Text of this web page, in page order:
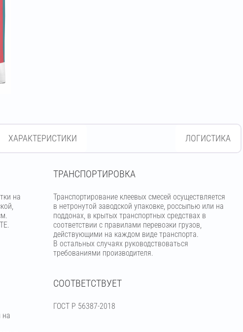
ХАРАКТЕРИСТИКИ ЛОГИСТИКА
на
ТРАНСПОРТИРОВКА
Транспортирование клеевых смесей осуществляется
в нетронутой заводской упаковке, россыпью или на
поддонах, в крытых транспортных средствах в
соответствии с правилами перевозки грузов,
действующими на каждом виде транспорта.
В остальных случаях руководствоваться
требованиями производителя.
на
СООТВЕТСТВУЕТ
ГОСТ Р 56387-2018